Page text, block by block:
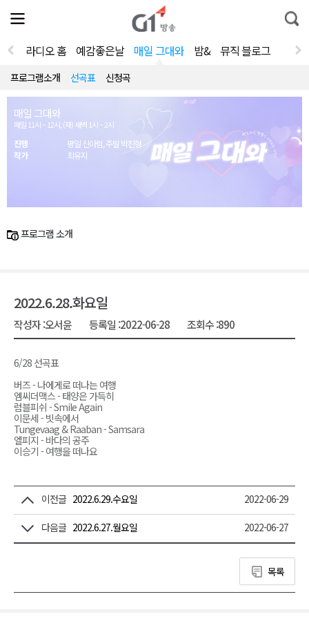
전
체
뉴
열
통
합
라디오 홈 예감좋은날 매일 그대와 밤& 뮤직 블로그
프로그램소개 선곡표 신청곡
매일 그대와
매일 11시 ~ 12시, (재) 새벽 1시 ~ 2시
진행
평일 신아림, 주말 박진형
작가
최유지
프로그램 소개
2022.6.28.화요일
작성자 :오서윤 등록일 :2022-06-28 조회수 :890
6/28 선곡표
버즈 - 나에게로 떠나는 여행
엠씨더맥스 - 태양은 가득히
럼블피쉬 - Smile Again
이문세 - 빗속에서
Tungevaag & Raaban - Samsara
엘피지 - 바다의 공주
이승기 - 여행을 떠나요
이전글 2022.6.29.수요일 2022-06-29
다음글 2022.6.27.월요일 2022-06-27
목록